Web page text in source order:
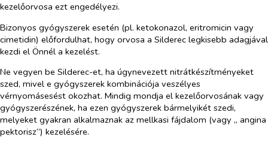
kezelőorvosa ezt engedélyezi.
Bizonyos gyógyszerek esetén (pl. ketokonazol, eritromicin vagy
cimetidin) előfordulhat, hogy orvosa a Silderec legkisebb adagjával
kezdi el Önnél a kezelést.
Ne vegyen be Silderec-et, ha úgynevezett nitrátkészítményeket
szed, mivel e gyógyszerek kombinációja veszélyes
vérnyomásesést okozhat. Mindig mondja el kezelőorvosának vagy
gyógyszerészének, ha ezen gyógyszerek bármelyikét szedi,
melyeket gyakran alkalmaznak az mellkasi fájdalom (vagy „ angina
pektorisz”) kezelésére.